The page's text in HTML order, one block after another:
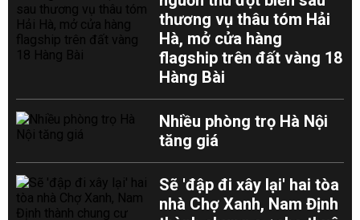
thương vụ thâu tóm Hải
Hà, mở cửa hàng
flagship trên đất vàng 18
Hàng Bài
Nhiều phòng trọ Hà Nội
tăng giá
Sẽ 'đập đi xây lại' hai tòa
nhà Chợ Xanh, Nam Định